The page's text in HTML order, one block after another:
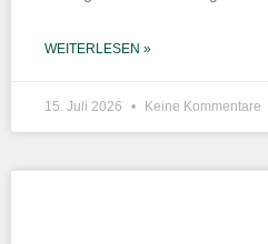
WEITERLESEN »
15. Juli 2026 Keine Kommentare